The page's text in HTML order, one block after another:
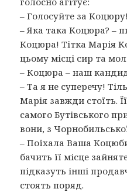
– Голосуйте за
– Яка така Коцюра? –
Коцюра! Тітка Марія
цьому місці сир та
– Коцюра – наш
– Та я не суперечу!
Марія завжди стоїть.
самого Бутівського
вони, з
– Поїхала Ваша
бачить її місце
підказуть інші
стоять поряд.